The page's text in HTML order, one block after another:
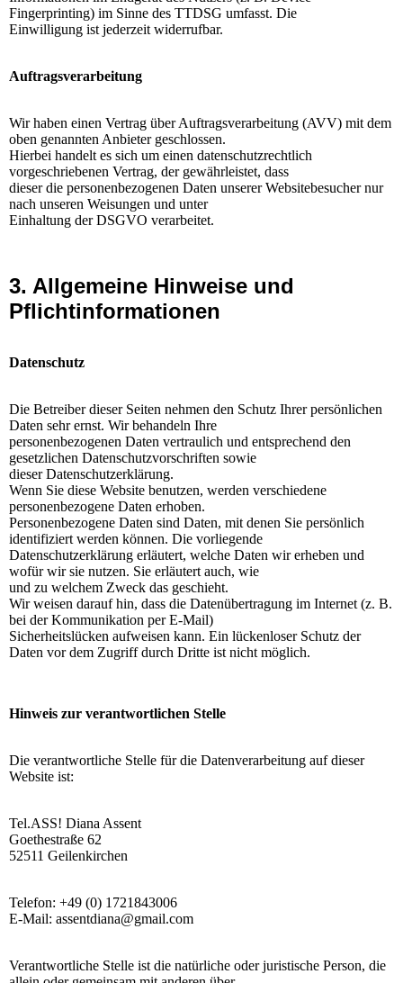
Fingerprinting) im Sinne des TTDSG umfasst. Die
Einwilligung ist jederzeit widerrufbar.
Auftragsverarbeitung
Wir haben einen Vertrag über Auftragsverarbeitung (AVV) mit dem
oben genannten Anbieter geschlossen.
Hierbei handelt es sich um einen datenschutzrechtlich
vorgeschriebenen Vertrag, der gewährleistet, dass
dieser die personenbezogenen Daten unserer Websitebesucher nur
nach unseren Weisungen und unter
Einhaltung der DSGVO verarbeitet.
3. Allgemeine Hinweise und
Pflichtinformationen
Datenschutz
Die Betreiber dieser Seiten nehmen den Schutz Ihrer persönlichen
Daten sehr ernst. Wir behandeln Ihre
personenbezogenen Daten vertraulich und entsprechend den
gesetzlichen Datenschutzvorschriften sowie
dieser Datenschutzerklärung.
Wenn Sie diese Website benutzen, werden verschiedene
personenbezogene Daten erhoben.
Personenbezogene Daten sind Daten, mit denen Sie persönlich
identifiziert werden können. Die vorliegende
Datenschutzerklärung erläutert, welche Daten wir erheben und
wofür wir sie nutzen. Sie erläutert auch, wie
und zu welchem Zweck das geschieht.
Wir weisen darauf hin, dass die Datenübertragung im Internet (z. B.
bei der Kommunikation per E-Mail)
Sicherheitslücken aufweisen kann. Ein lückenloser Schutz der
Daten vor dem Zugriff durch Dritte ist nicht möglich.
Hinweis zur verantwortlichen Stelle
Die verantwortliche Stelle für die Datenverarbeitung auf dieser
Website ist:
Tel.ASS! Diana Assent
Goethestraße 62
52511 Geilenkirchen
Telefon: +49 (0) 1721843006
E-Mail: assentdiana@gmail.com
Verantwortliche Stelle ist die natürliche oder juristische Person, die